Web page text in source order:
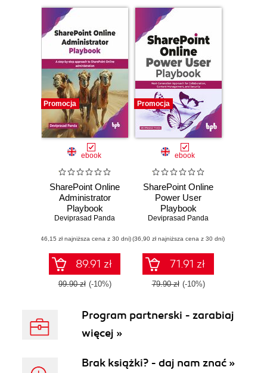
Promocja
ebook
SharePoint Online
Administrator
Playbook
Deviprasad Panda
(46,15 zł najniższa cena z 30 dni)
89.91 zł
99.90 zł (-10%)
Promocja
ebook
SharePoint Online
Power User
Playbook
Deviprasad Panda
(36,90 zł najniższa cena z 30 dni)
71.91 zł
79.90 zł (-10%)
Program partnerski - zarabiaj
więcej »
Brak książki? - daj nam znać »